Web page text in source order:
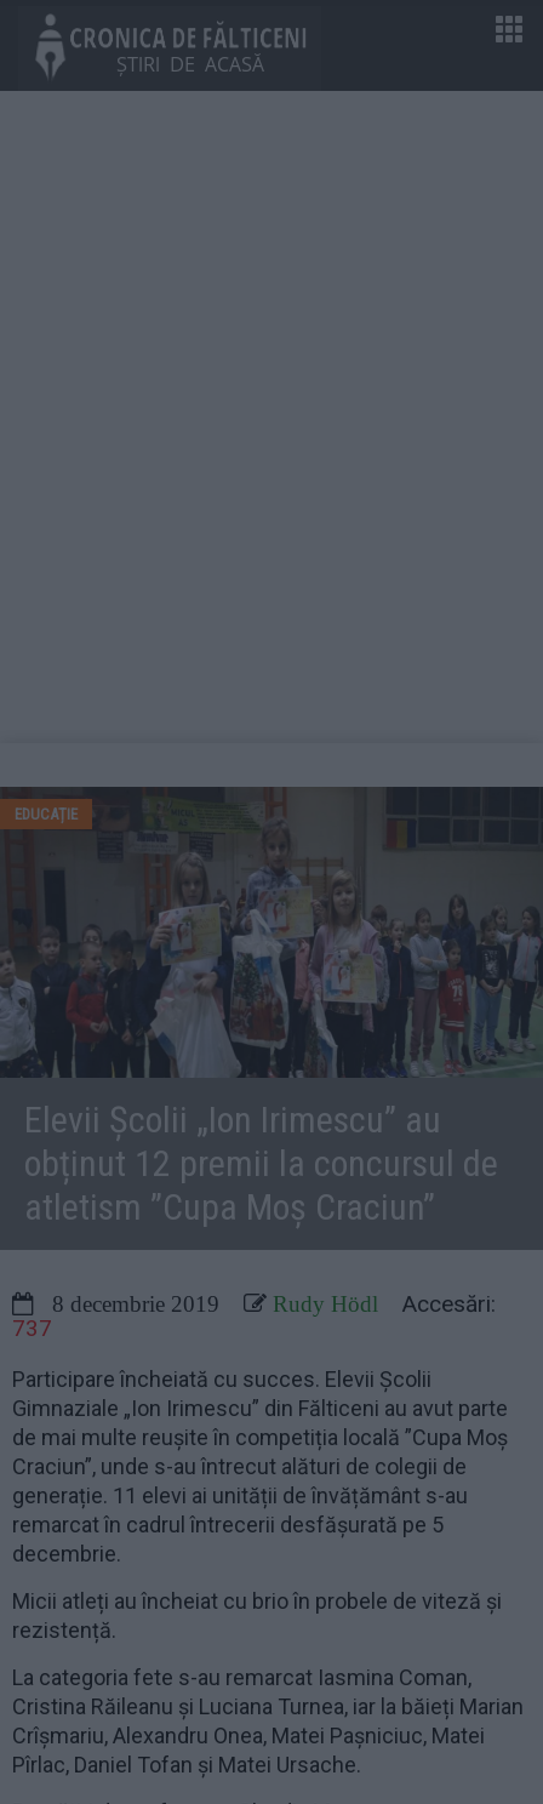
EDUCAȚIE
Elevii Școlii „Ion Irimescu” au
obținut 12 premii la concursul de
atletism ”Cupa Moș Craciun”
8 decembrie 2019 Rudy Hödl
Accesări:
737
Participare încheiată cu succes. Elevii Școlii
Gimnaziale „Ion Irimescu” din Fălticeni au avut parte
de mai multe reușite în competiția locală ”Cupa Moș
Craciun”, unde s-au întrecut alături de colegii de
generație. 11 elevi ai unității de învățământ s-au
remarcat în cadrul întrecerii desfășurată pe 5
decembrie.
Micii atleți au încheiat cu brio în probele de viteză și
rezistență.
La categoria fete s-au remarcat Iasmina Coman,
Cristina Răileanu și Luciana Turnea, iar la băieți Marian
Crîșmariu, Alexandru Onea, Matei Pașniciuc, Matei
Pîrlac, Daniel Tofan și Matei Ursache.